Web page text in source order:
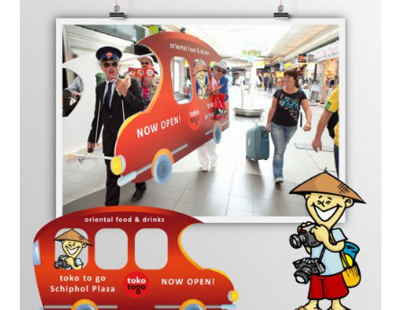
Ludieke openingsactie Toko To Go